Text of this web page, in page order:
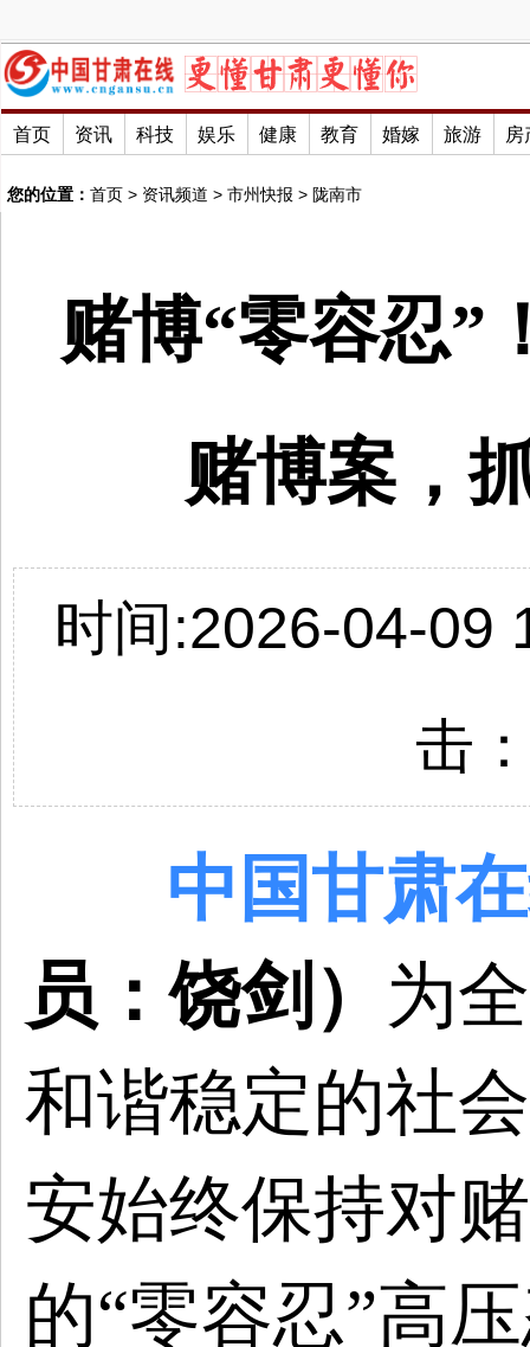
首页 资讯 科技 娱乐 健康 教育 婚嫁 旅游 房
您的位置： 首页 > 资讯频道 > 市州快报 > 陇南市
赌博“零容忍”
赌博案，
时间:2026-04-09
击
中国甘肃
员：饶剑） 为
和谐稳定的社
安始终保持对
的“零容忍”高